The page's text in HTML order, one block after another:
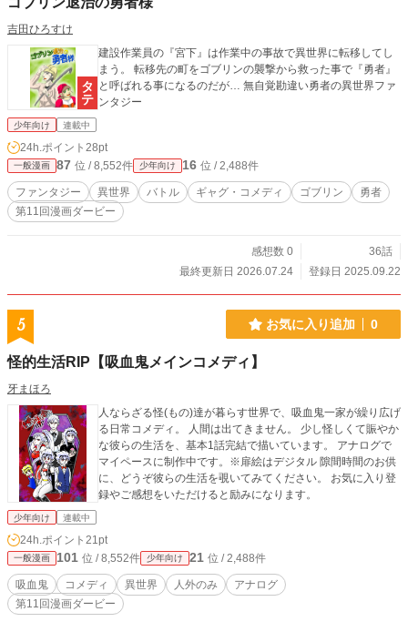
吉田ひろすけ
建設作業員の『宮下』は作業中の事故で異世界に転移してし
まう。 転移先の町をゴブリンの襲撃から救った事で『勇者』
と呼ばれる事になるのだが… 無自覚勘違い勇者の異世界ファ
ンタジー
少年向け 連載中
24h.ポイント 28pt
一般漫画 87 位 / 8,552件 少年向け 16 位 / 2,488件
ファンタジー 異世界 バトル ギャグ・コメディ ゴブリン
勇者
第11回漫画ダービー
感想数 0
36話
最終更新日 2026.07.24
登録日 2025.09.22
5 お気に入り追加 0
怪的生活RIP【吸血鬼メインコメディ】
牙まほろ
人ならざる怪(もの)達が暮らす世界で、吸血鬼一家が繰り広げ
る日常コメディ。 人間は出てきません。 少し怪しくて賑やか
な彼らの生活を、基本1話完結で描いています。 アナログで
マイペースに制作中です。※扉絵はデジタル 隙間時間のお供
に、どうぞ彼らの生活を覗いてみてください。 お気に入り登
録やご感想をいただけると励みになります。
少年向け 連載中
24h.ポイント 21pt
一般漫画 101 位 / 8,552件 少年向け 21 位 / 2,488件
吸血鬼 コメディ 異世界 人外のみ
アナログ
第11回漫画ダービー